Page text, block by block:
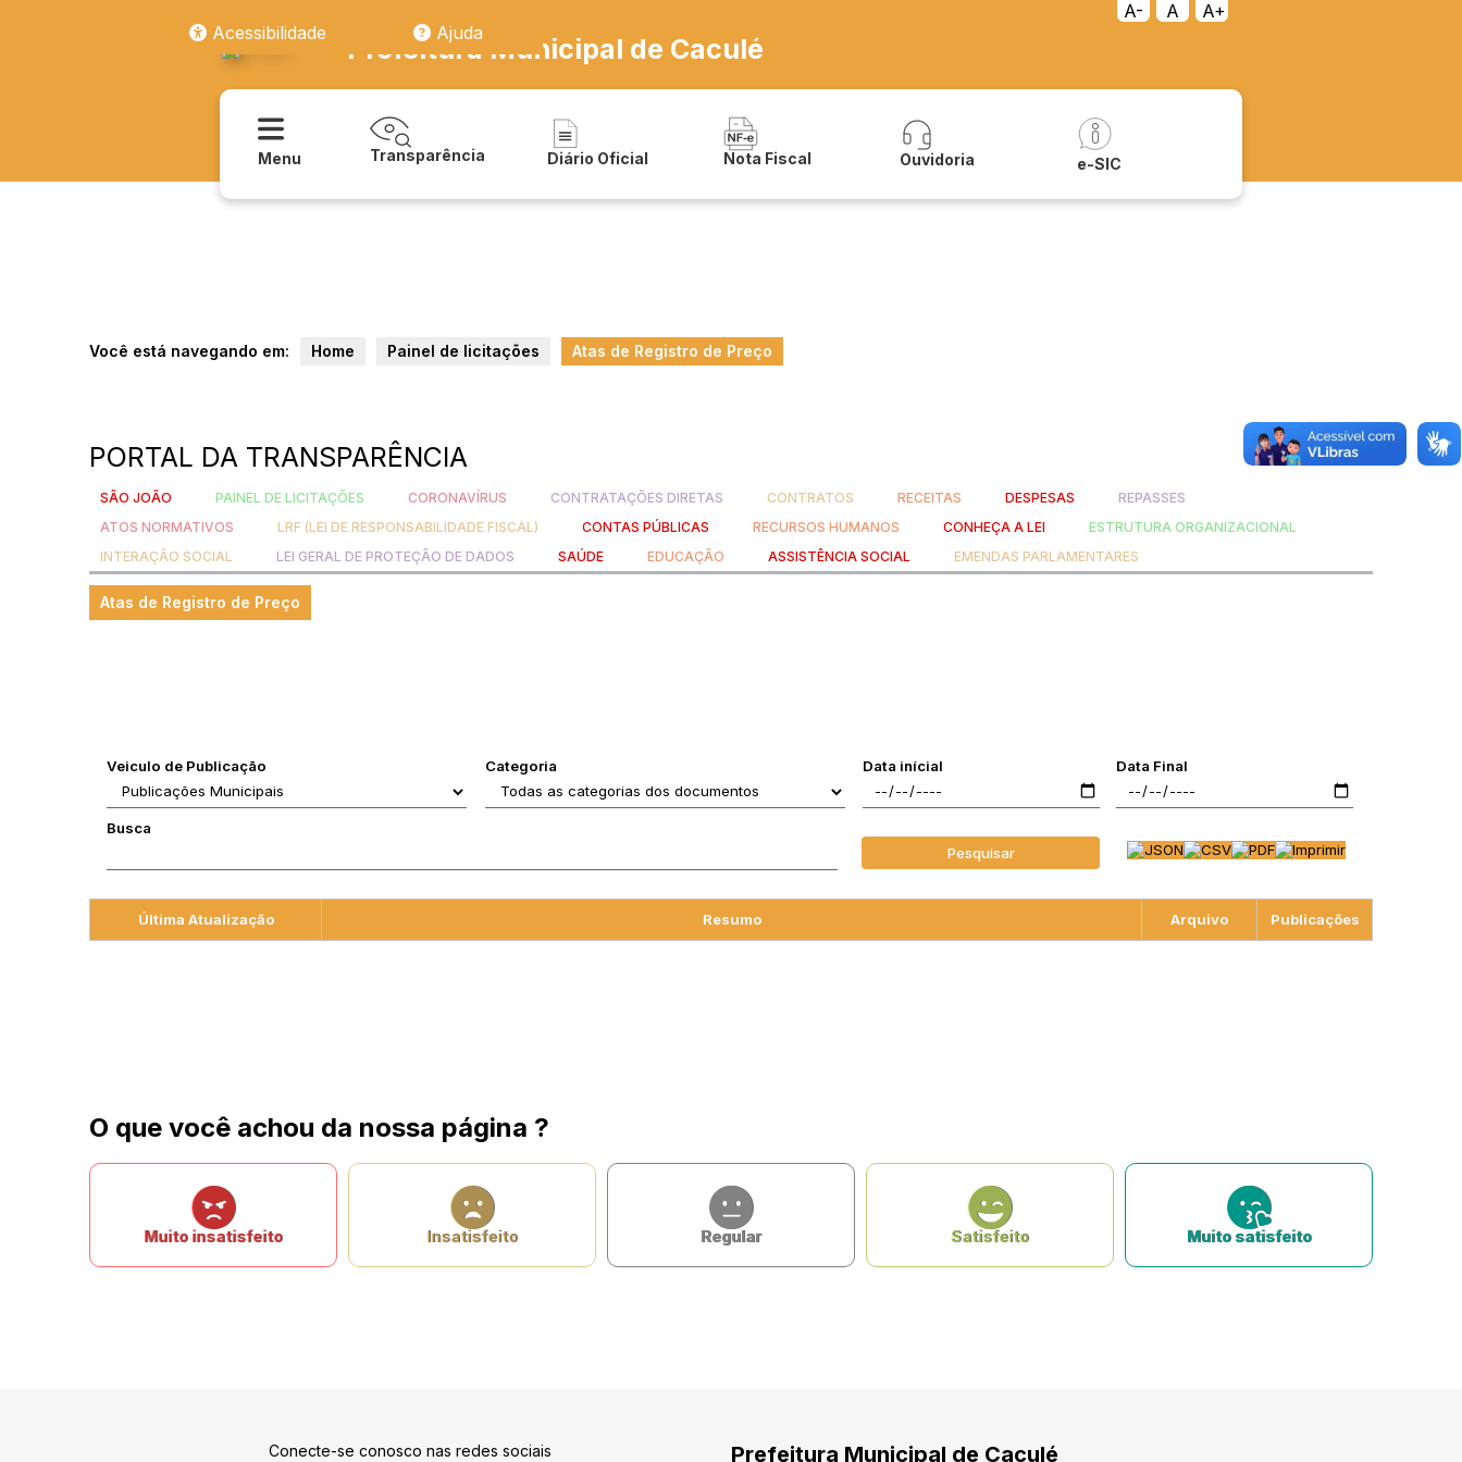
A- A
A+
Acessibilidade
Ajuda
Prefeitura Municipal de Caculé
Menu Transparência Diário Oficial Nota Fiscal Ouvidoria e-SIC
Você está navegando em: Home Painel de licitações Atas de Registro de Preço
PORTAL DA TRANSPARÊNCIA
SÃO JOÃO PAINEL DE LICITAÇÕES CORONAVÍRUS CONTRATAÇÕES DIRETAS CONTRATOS RECEITAS DESPESAS
REPASSES
ATOS NORMATIVOS
LRF (LEI DE RESPONSABILIDADE FISCAL) CONTAS PÚBLICAS RECURSOS HUMANOS CONHEÇA A LEI
ESTRUTURA ORGANIZACIONAL
INTERAÇÃO SOCIAL
LEI GERAL DE PROTEÇÃO DE DADOS SAÚDE EDUCAÇÃO ASSISTÊNCIA SOCIAL EMENDAS PARLAMENTARES
Atas de Registro de Preço
Veiculo de Publicação Categoria Data inícial Data Final
Busca
Pesquisar
Última Atualização Resumo Arquivo Publicações
O que você achou da nossa página ?
Muito insatisfeito Insatisfeito Regular Satisfeito Muito satisfeito
Conecte-se conosco nas redes sociais Prefeitura Municipal de Caculé